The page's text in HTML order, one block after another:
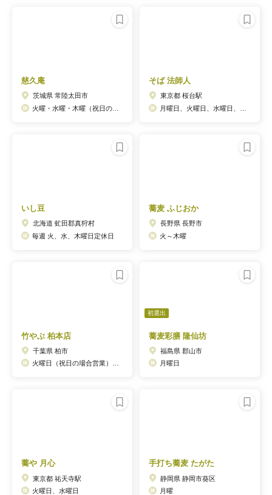
慈久庵
茨城県 常陸太田市
そば 法師人
東京都 桜台駅
いし豆
北海道 虻田郡真狩村
毎週 火、水、木曜日定休日
蕎麦 ふじおか
長野県 長野市
火～木曜
竹やぶ 柏本店
千葉県 柏市
初選出
蕎麦彩膳 隆仙坊
福島県 郡山市
月曜日
蕎や 月心
東京都 祐天寺駅
火曜日、水曜日
手打ち蕎麦 たがた
静岡県 静岡市葵区
月曜